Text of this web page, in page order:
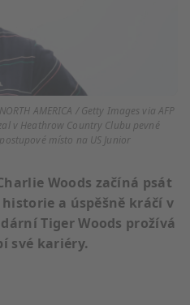
AMERICA / Getty Images via AFP
v Heathrow Country Clubu pevné
místo na US Junior
Woods začíná psát
a úspěšně kráčí v
Tiger Woods prožívá
své kariéry.